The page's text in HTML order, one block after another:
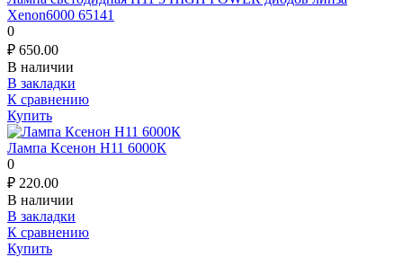
Xenon6000 65141
0
₽ 650.00
В наличии
В закладки
К сравнению
Купить
Лампа Ксенон Н11 6000К
0
₽ 220.00
В наличии
В закладки
К сравнению
Купить